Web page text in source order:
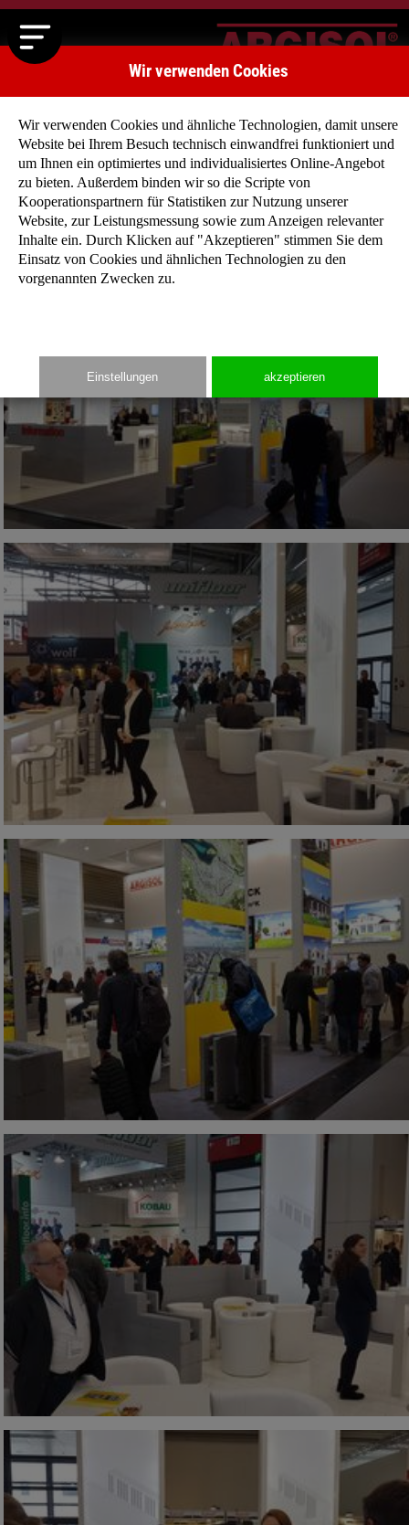
München Bau 2017
Wir verwenden Cookies
Wir verwenden Cookies und ähnliche Technologien, damit unsere
Website bei Ihrem Besuch technisch einwandfrei funktioniert und
um Ihnen ein optimiertes und individualisiertes Online-Angebot
zu bieten. Außerdem binden wir so die Scripte von
Kooperationspartnern für Statistiken zur Nutzung unserer
Website, zur Leistungsmessung sowie zum Anzeigen relevanter
Inhalte ein. Durch Klicken auf "Akzeptieren" stimmen Sie dem
Einsatz von Cookies und ähnlichen Technologien zu den
vorgenannten Zwecken zu.
Einstellungen akzeptieren